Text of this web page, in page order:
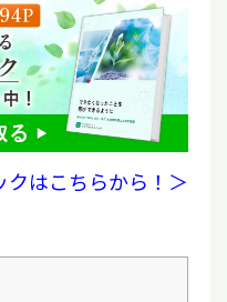
はこちらから！＞